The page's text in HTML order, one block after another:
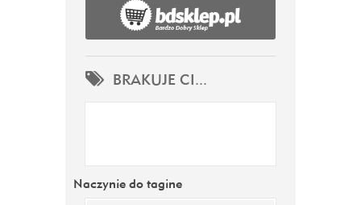
BRAKUJE CI...
Naczynie do tagine